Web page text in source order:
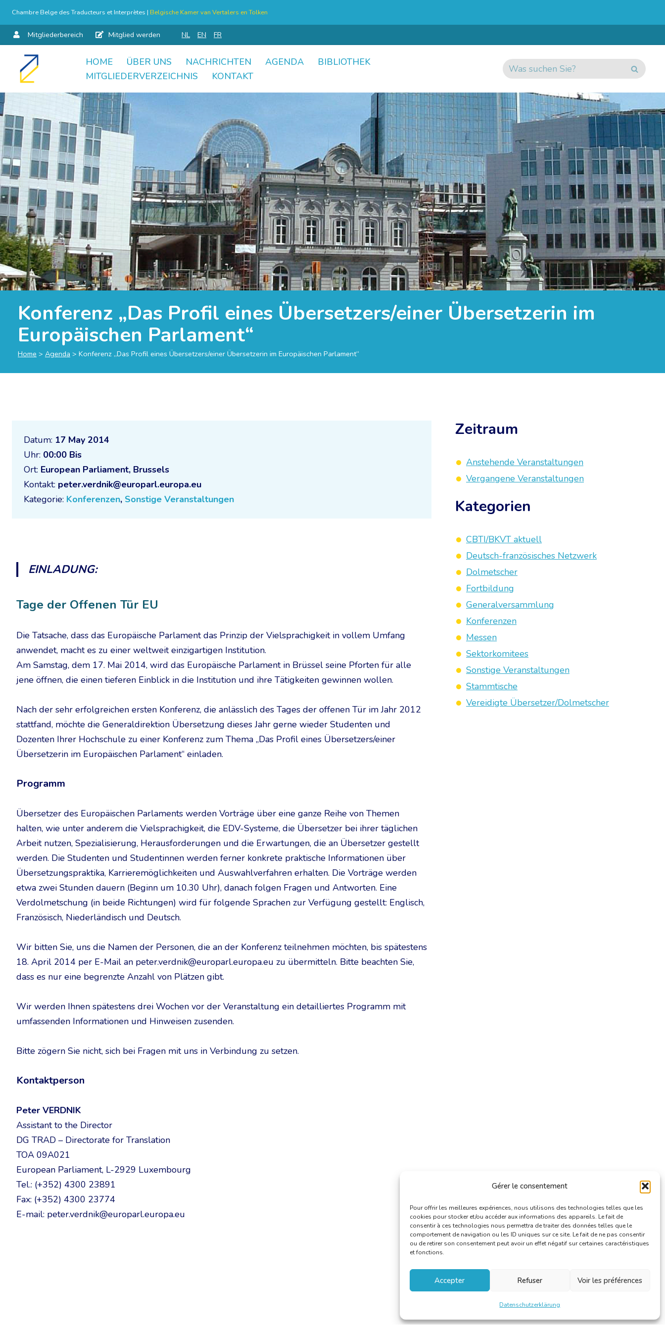
Gérer le consentement
Pour offrir les meilleures expériences, nous utilisons des technologies telles que les
cookies pour stocker et/ou accéder aux informations des appareils. Le fait de
consentir à ces technologies nous permettra de traiter des données telles que le
comportement de navigation ou les ID uniques sur ce site. Le fait de ne pas consentir
ou de retirer son consentement peut avoir un effet négatif sur certaines caractéristiques
et fonctions.
Accepter Refuser Voir les préférences
Datenschutzerklärung
Chambre Belge des Traducteurs et Interprètes | Belgische Kamer van Vertalers en Tolken
Mitgliederbereich Mitglied werden NL EN FR
Skip
HOME ÜBER UNS NACHRICHTEN AGENDA
BIBLIOTHEK
MITGLIEDERVERZEICHNIS
KONTAKT
Konferenz „Das Profil eines Übersetzers/einer Übersetzerin im
Europäischen Parlament“
Home > Agenda > Konferenz „Das Profil eines Übersetzers/einer Übersetzerin im Europäischen Parlament“
Datum: 17 May 2014
Uhr: 00:00 Bis
Ort: European Parliament, Brussels
Kontakt: peter.verdnik@europarl.europa.eu
Kategorie: Konferenzen, Sonstige Veranstaltungen
EINLADUNG:
Tage der Offenen Tür EU
Die Tatsache, dass das Europäische Parlament das Prinzip der Vielsprachigkeit in vollem Umfang
anwendet, macht es zu einer weltweit einzigartigen Institution.
Am Samstag, dem 17. Mai 2014, wird das Europäische Parlament in Brüssel seine Pforten für alle
jene öffnen, die einen tieferen Einblick in die Institution und ihre Tätigkeiten gewinnen wollen.
Nach der sehr erfolgreichen ersten Konferenz, die anlässlich des Tages der offenen Tür im Jahr 2012
stattfand, möchte die Generaldirektion Übersetzung dieses Jahr gerne wieder Studenten und
Dozenten Ihrer Hochschule zu einer Konferenz zum Thema „Das Profil eines Übersetzers/einer
Übersetzerin im Europäischen Parlament“ einladen.
Programm
Übersetzer des Europäischen Parlaments werden Vorträge über eine ganze Reihe von Themen
halten, wie unter anderem die Vielsprachigkeit, die EDV-Systeme, die Übersetzer bei ihrer täglichen
Arbeit nutzen, Spezialisierung, Herausforderungen und die Erwartungen, die an Übersetzer gestellt
werden. Die Studenten und Studentinnen werden ferner konkrete praktische Informationen über
Übersetzungspraktika, Karrieremöglichkeiten und Auswahlverfahren erhalten. Die Vorträge werden
etwa zwei Stunden dauern (Beginn um 10.30 Uhr), danach folgen Fragen und Antworten. Eine
Verdolmetschung (in beide Richtungen) wird für folgende Sprachen zur Verfügung gestellt: Englisch,
Französisch, Niederländisch und Deutsch.
Wir bitten Sie, uns die Namen der Personen, die an der Konferenz teilnehmen möchten, bis spätestens
18. April 2014 per E-Mail an peter.verdnik@europarl.europa.eu zu übermitteln. Bitte beachten Sie,
dass es nur eine begrenzte Anzahl von Plätzen gibt.
Wir werden Ihnen spätestens drei Wochen vor der Veranstaltung ein detailliertes Programm mit
umfassenden Informationen und Hinweisen zusenden.
Bitte zögern Sie nicht, sich bei Fragen mit uns in Verbindung zu setzen.
Kontaktperson
Peter VERDNIK
Assistant to the Director
DG TRAD – Directorate for Translation
TOA 09A021
European Parliament, L-2929 Luxembourg
Tel.: (+352) 4300 23891
Fax: (+352) 4300 23774
E-mail: peter.verdnik@europarl.europa.eu
Zeitraum
Anstehende Veranstaltungen
Vergangene Veranstaltungen
Kategorien
CBTI/BKVT aktuell
Deutsch-französisches Netzwerk
Dolmetscher
Fortbildung
Generalversammlung
Konferenzen
Messen
Sektorkomitees
Sonstige Veranstaltungen
Stammtische
Vereidigte Übersetzer/Dolmetscher